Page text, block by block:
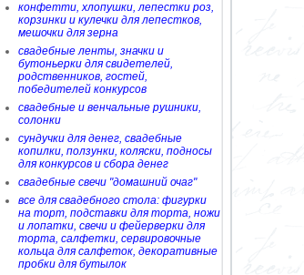
конфетти, хлопушки, лепестки роз,
корзинки и кулечки для лепестков,
мешочки для зерна
свадебные ленты, значки и
бутоньерки для свидетелей,
родственников, гостей,
победителей конкурсов
свадебные и венчальные рушники,
солонки
сундучки для денег, свадебные
копилки, ползунки, коляски, подносы
для конкурсов и сбора денег
свадебные свечи "домашний очаг"
все для свадебного стола: фигурки
на торт, подставки для торта, ножи
и лопатки, свечи и фейерверки для
торта, салфетки, сервировочные
кольца для салфеток, декоративные
пробки для бутылок